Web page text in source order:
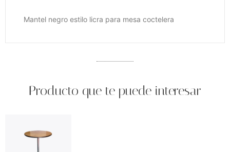
Mantel negro estilo licra para mesa coctelera
Producto que te puede interesar